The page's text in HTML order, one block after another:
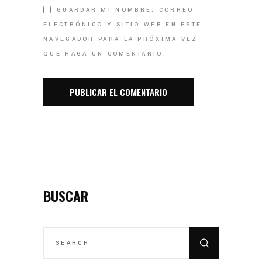
GUARDAR MI NOMBRE, CORREO
ELECTRÓNICO Y SITIO WEB EN ESTE
NAVEGADOR PARA LA PRÓXIMA VEZ
QUE HAGA UN COMENTARIO.
BUSCAR